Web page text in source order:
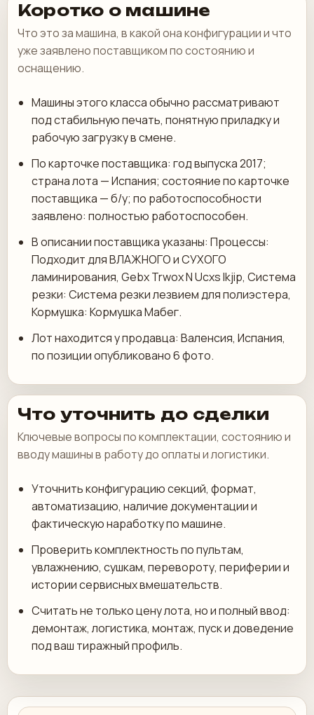
Коротко о машине
Что это за машина, в какой она конфигурации и что
уже заявлено поставщиком по состоянию и
оснащению.
Машины этого класса обычно рассматривают
под стабильную печать, понятную приладку и
рабочую загрузку в смене.
По карточке поставщика: год выпуска 2017;
страна лота — Испания; состояние по карточке
поставщика — б/у; по работоспособности
заявлено: полностью работоспособен.
В описании поставщика указаны: Процессы:
Подходит для ВЛАЖНОГО и СУХОГО
ламинирования, Gebx Trwox N Ucxs Ikjip, Система
резки: Система резки лезвием для полиэстера,
Кормушка: Кормушка Мабег.
Лот находится у продавца: Валенсия, Испания,
по позиции опубликовано 6 фото.
Что уточнить до сделки
Ключевые вопросы по комплектации, состоянию и
вводу машины в работу до оплаты и логистики.
Уточнить конфигурацию секций, формат,
автоматизацию, наличие документации и
фактическую наработку по машине.
Проверить комплектность по пультам,
увлажнению, сушкам, перевороту, периферии и
истории сервисных вмешательств.
Считать не только цену лота, но и полный ввод:
демонтаж, логистика, монтаж, пуск и доведение
под ваш тиражный профиль.